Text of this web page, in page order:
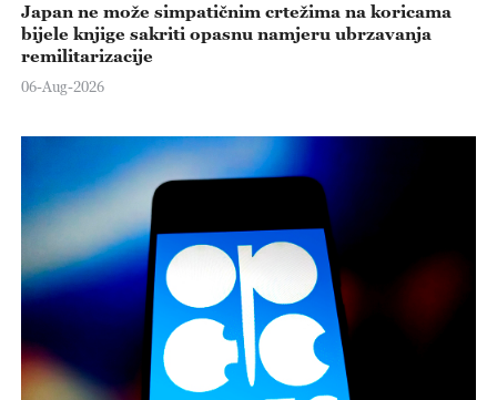
Japan ne može simpatičnim crtežima na koricama
bijele knjige sakriti opasnu namjeru ubrzavanja
remilitarizacije
06-Aug-2026